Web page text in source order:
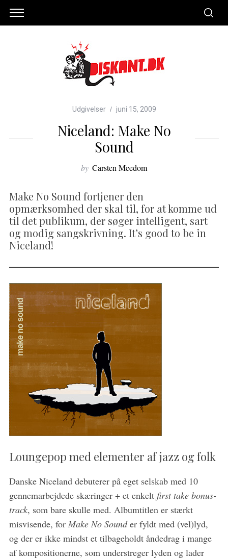
Udgivelser juni 15, 2009
Niceland: Make No
Sound
by Carsten Meedom
Make No Sound fortjener den
opmærksomhed der skal til, for at komme ud
til det publikum, der søger intelligent, sart
og modig sangskrivning. It’s good to be in
Niceland!
Loungepop med elementer af jazz og folk
Danske Niceland debuterer på eget selskab med 10
gennemarbejdede skæringer + et enkelt first take bonus-
track, som bare skulle med. Albumtitlen er stærkt
misvisende, for Make No Sounder fyldt med (vel)lyd,
og der er ikke mindst et tilbageholdt åndedrag i mange
af kompositionerne, som understreger lyden og lader